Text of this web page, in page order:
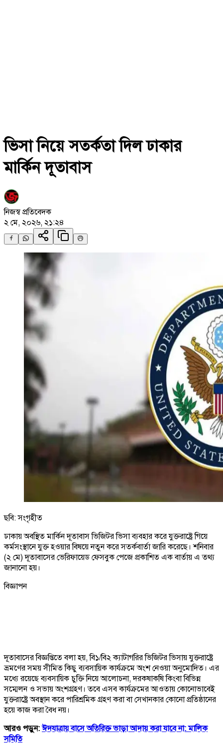
ভিসা নিয়ে সতর্কতা দিল ঢাকার
মার্কিন দূতাবাস
নিজস্ব প্রতিবেদক
২ মে, ২০২৬, ২১:২৪
ছবি: সংগৃহীত
ঢাকায় অবস্থিত মার্কিন দূতাবাস ভিজিটর ভিসা ব্যবহার করে যুক্তরাষ্ট্রে গিয়ে
কর্মসংস্থানে যুক্ত হওয়ার বিষয়ে নতুন করে সতর্কবার্তা জারি করেছে। শনিবার
(২ মে) দূতাবাসের ভেরিফায়েড ফেসবুক পেজে প্রকাশিত এক বার্তায় এ তথ্য
জানানো হয়।
বিজ্ঞাপন
দূতাবাসের বিজ্ঞপ্তিতে বলা হয়, বি১/বি২ ক্যাটাগরির ভিজিটর ভিসায় যুক্তরাষ্ট্রে
ভ্রমণের সময় সীমিত কিছু ব্যবসায়িক কার্যক্রমে অংশ নেওয়া অনুমোদিত। এর
মধ্যে রয়েছে ব্যবসায়িক চুক্তি নিয়ে আলোচনা, দরকষাকষি কিংবা বিভিন্ন
সম্মেলন ও সভায় অংশগ্রহণ। তবে এসব কার্যক্রমের আওতায় কোনোভাবেই
যুক্তরাষ্ট্রে অবস্থান করে পারিশ্রমিক গ্রহণ করা বা সেখানকার কোনো প্রতিষ্ঠানের
হয়ে কাজ করা বৈধ নয়।
আরও পড়ুন:ঈদযাত্রায় বাসে অতিরিক্ত ভাড়া আদায় করা যাবে না: মালিক
সমিতি